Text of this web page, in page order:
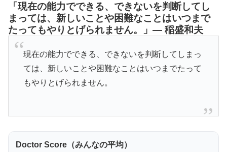
「現在の能力でできる、できないを判断してし
まっては、新しいことや困難なことはいつまで
たってもやりとげられません。」— 稲盛和夫
現在の能力でできる、できないを判断してしまっ
ては、新しいことや困難なことはいつまでたって
もやりとげられません。
Doctor Score（みんなの平均）